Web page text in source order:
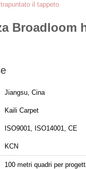
il tappeto
Broadloom
Jiangsu, Cina
Kaili Carpet
ISO9001, ISO14001, CE
KCN
100 metri quadri per